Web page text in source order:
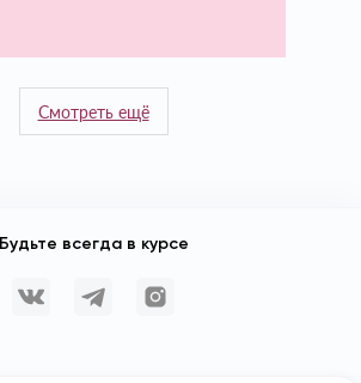
Смотреть ещё
Будьте всегда в курсе